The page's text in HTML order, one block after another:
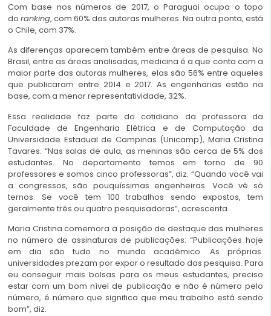
Com base nos números de 2017, o Paraguai ocupa o topo
do ranking, com 60% das autoras mulheres. Na outra ponta, está
o Chile, com 37%.
As diferenças aparecem também entre áreas de pesquisa. No
Brasil, entre as áreas analisadas, medicina é a que conta com a
maior parte das autoras mulheres, elas são 56% entre aqueles
que publicaram entre 2014 e 2017. As engenharias estão na
base, com a menor representatividade, 32%.
Essa realidade faz parte do cotidiano da professora da
Faculdade de Engenharia Elétrica e de Computação da
Universidade Estadual de Campinas (Unicamp), Maria Cristina
Tavares. “Nas salas de aula, as meninas são cerca de 5% dos
estudantes. No departamento temos em torno de 90
professores e somos cinco professoras”, diz. “Quando você vai
a congressos, são pouquíssimas engenheiras. Você vê só
ternos. Se você tem 100 trabalhos sendo expostos, tem
geralmente três ou quatro pesquisadoras”, acrescenta.
Maria Cristina comemora a posição de destaque das mulheres
no número de assinaturas de publicações: “Publicações hoje
em dia são tudo no mundo acadêmico. As próprias
universidades prezam por expor o resultado das pesquisa. Para
eu conseguir mais bolsas para os meus estudantes, preciso
estar com um bom nível de publicação e não é número pelo
número, é número que significa que meu trabalho está sendo
bom”, diz.